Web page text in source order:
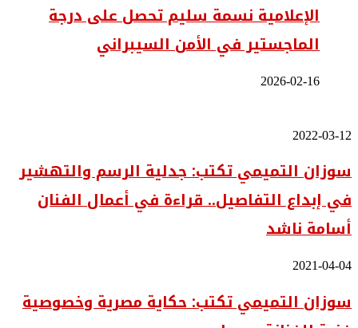
الإعلامية نسمة سليم تحصل على درجة
الماجستير في الأمن السيبراني
2026-02-16
سوزان
تكتب:
جدلية
الرسم
والتهشير
في
قراءة
أعمال
2022-03-12
سوزان التميمي تكتب: جدلية الرسم والتهشير
في إبداع التفاصيل.. قراءة في أعمال الفنان
أسامة ناشد
سوزان
تكتب:
حكاية
2021-04-04
سوزان التميمي تكتب: حكاية مصرية وخصوصية